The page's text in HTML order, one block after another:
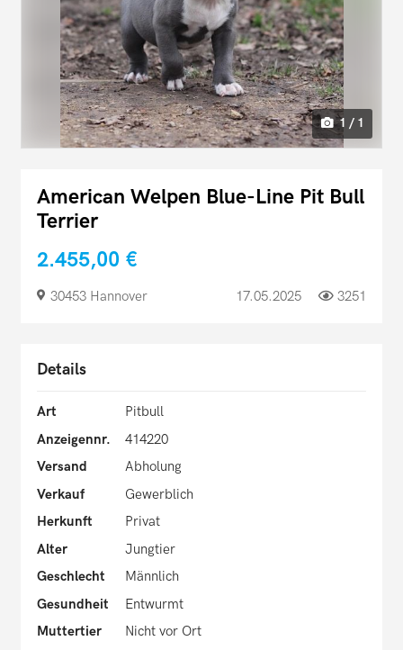
1 / 1
American Welpen Blue-Line Pit Bull
Terrier
2.455,00 €
30453 Hannover 17.05.2025 3251
Details
Art
Pitbull
Anzeigennr.
414220
Versand
Abholung
Verkauf
Gewerblich
Herkunft
Privat
Alter
Jungtier
Geschlecht
Männlich
Gesundheit
Entwurmt
Muttertier
Nicht vor Ort